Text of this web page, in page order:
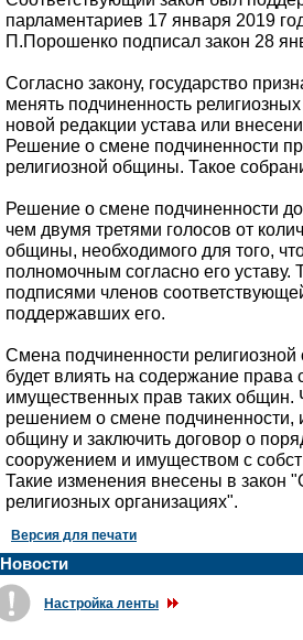
парламентариев 17 января 2019
П.Порошенко подписал закон 28
Согласно закону, государство
менять подчиненность
новой редакции устава или
Решение о смене подчиненности
религиозной общины. Такое
Решение о смене подчиненности
чем двумя третями голосов от
общины, необходимого для того,
полномочным согласно его уставу.
подписями членов
поддержавших его.
Смена подчиненности
будет влиять на содержание права
имущественных прав таких общин.
решением о смене подчиненности,
общину и заключить договор о
сооружением и имуществом с
Такие изменения внесены в закон
религиозных организациях".
Версия для печати
Новости
Настройка ленты